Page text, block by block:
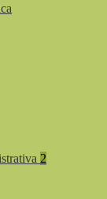
2